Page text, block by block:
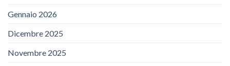
Gennaio 2026
Dicembre 2025
Novembre 2025